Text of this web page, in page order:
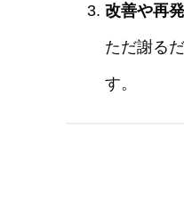
改善や再
ただ謝る
す。